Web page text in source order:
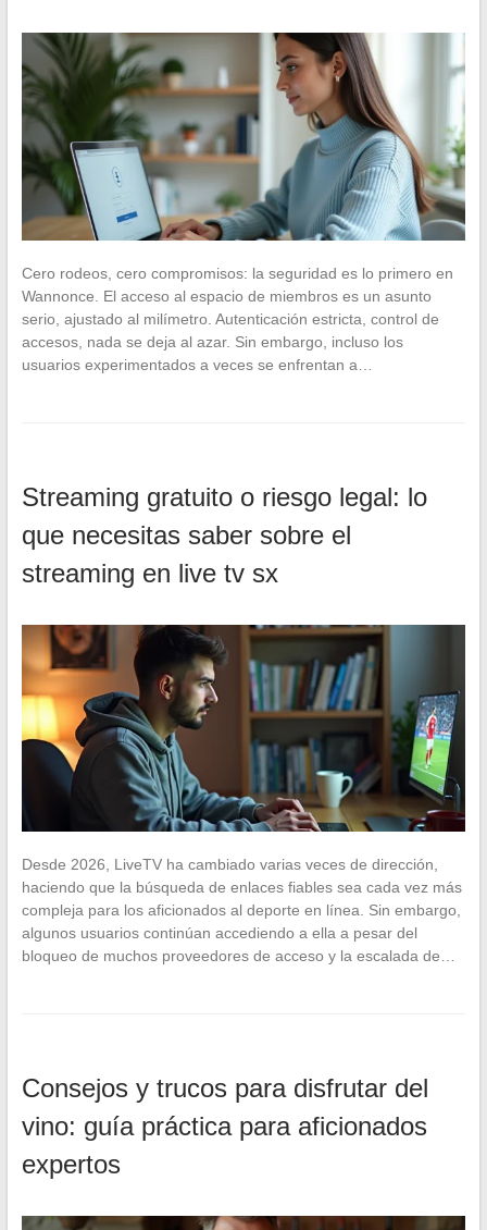
Cero rodeos, cero compromisos: la seguridad es lo primero en
Wannonce. El acceso al espacio de miembros es un asunto
serio, ajustado al milímetro. Autenticación estricta, control de
accesos, nada se deja al azar. Sin embargo, incluso los
usuarios experimentados a veces se enfrentan a…
Streaming gratuito o riesgo legal: lo
que necesitas saber sobre el
streaming en live tv sx
Desde 2026, LiveTV ha cambiado varias veces de dirección,
haciendo que la búsqueda de enlaces fiables sea cada vez más
compleja para los aficionados al deporte en línea. Sin embargo,
algunos usuarios continúan accediendo a ella a pesar del
bloqueo de muchos proveedores de acceso y la escalada de…
Consejos y trucos para disfrutar del
vino: guía práctica para aficionados
expertos